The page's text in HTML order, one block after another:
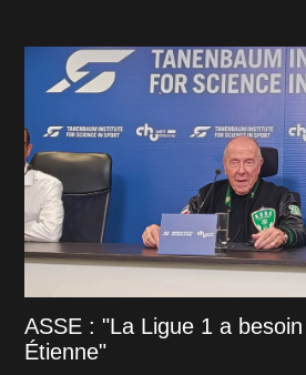
ASSE : "La Ligue 1 a
Étienne"